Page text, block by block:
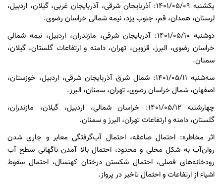
یکشنبه 1401/05/09: آذربایجان شرقی، آذربایجان غربی، گیلان، اردبیل،
لرستان، همدان، قم، جنوب یزد، نیمه شمالی خراسان رضوی.
دوشنبه 1401/05/10: آذربایجان شرقی، مازندران، اردبیل، نیمه شمالی
خراسان رضوی، البرز، قزوین، تهران، دامنه و ارتفاعات گلستان، گیلان،
سمنان.
سه‌شنبه 1401/05/11: شمال شرق آذربایجان شرقی، اردبیل، خوزستان،
اصفهان، شمال خراسان رضوی، تهران، سمنان، البرز.
چهارشنبه 1401/05/12: خراسان شمالی، اردبیل، گیلان، مازندران،
گلستان، دامنه و ارتفاعات تهران، البرز و سمنان.
اثر مخاطره: احتمال صاعقه، احتمال آب‌گرفتگی معابر و جاری شدن
روان‌آب به شکل محلی و محدود، احتمال بالا آمدن ناگهانی سطح آب
رودخانه‌های فصلی، احتمال شکستن درختان کهنسال، احتمال سقوط
اشیاء از ارتفاعات و احتمال تاخیر در پرواز.